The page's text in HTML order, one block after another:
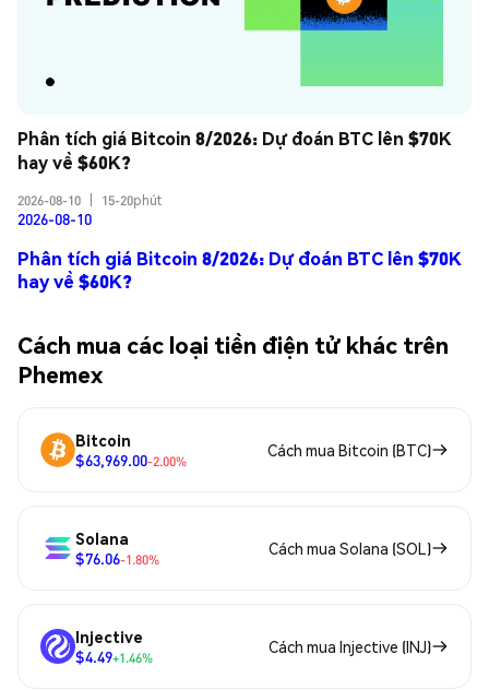
Phân tích giá Bitcoin 8/2026: Dự đoán BTC lên $70K
hay về $60K?
2026-08-10 15-20phút
2026-08-10
Phân tích giá Bitcoin 8/2026: Dự đoán BTC lên $70K
hay về $60K?
Cách mua các loại tiền điện tử khác trên
Phemex
Bitcoin
$63,969.00-2.00%
Cách mua Bitcoin (BTC)
Solana
$76.06-1.80%
Cách mua Solana (SOL)
Injective
$4.49+1.46%
Cách mua Injective (INJ)